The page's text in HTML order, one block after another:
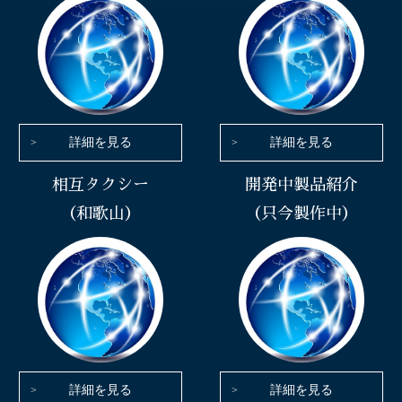
詳細を見る 詳細を見る
相互タクシー
（和歌山）
詳細を見る
開発中製品紹介
（只今製作中）
詳細を見る